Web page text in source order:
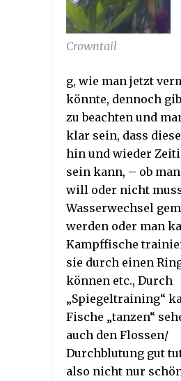
Crowntail
g, wie man jetzt
könnte, dennoch
zu beachten und
klar sein, dass
hin und wieder
sein kann, – ob
will oder nicht
Wasserwechsel
werden oder man
Kampffische
sie durch einen
können etc., Durch
„Spiegeltraining“
Fische „tanzen“
auch den Flossen/
Durchblutung gut
also nicht nur